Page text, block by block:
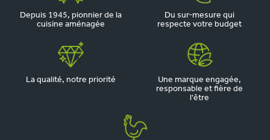
Depuis 1945, pionnier de la
cuisine aménagée
Du sur-mesure qui
respecte votre budget
La qualité, notre priorité
Une marque engagée,
responsable et fière de
l'être